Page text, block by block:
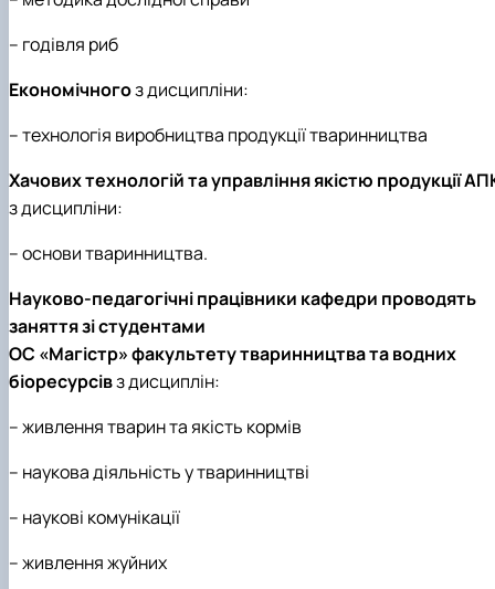
– годівля риб
Економічногоз дисципліни:
– технологія виробництва продукції тваринництва
Хачових технологій та управління якістю продукції
з дисципліни:
– основи тваринництва.
Науково-педагогічні працівники кафедри проводять
заняття зі студентами
ОС «Магістр» факультету тваринництва та водних
біоресурсівз дисциплін:
– живлення тварин та якість кормів
– наукова діяльність у тваринництві
– наукові комунікації
– живлення жуйних